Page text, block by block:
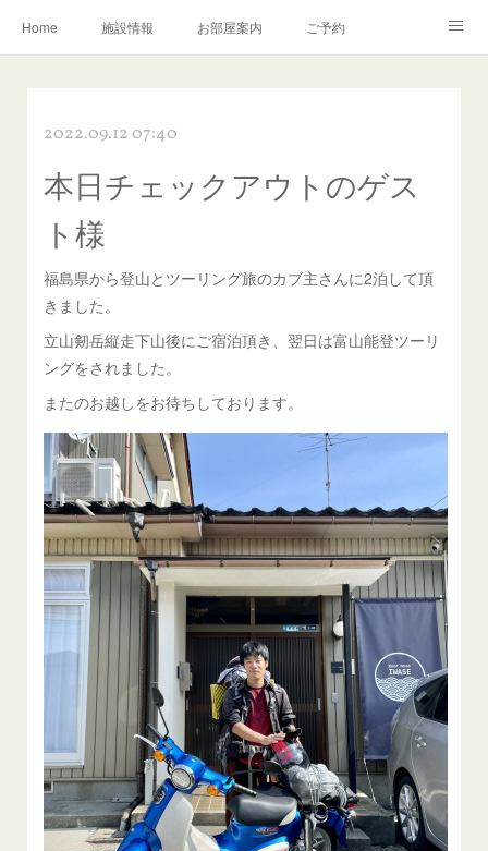
Home 施設情報 お部屋案内 ご予約
お問い合わせ／Q&A
2022.09.12 07:40
本日チェックアウトのゲス
ト様
福島県から登山とツーリング旅のカブ主さんに2泊して頂
きました。
立山剱岳縦走下山後にご宿泊頂き、翌日は富山能登ツーリ
ングをされました。
またのお越しをお待ちしております。